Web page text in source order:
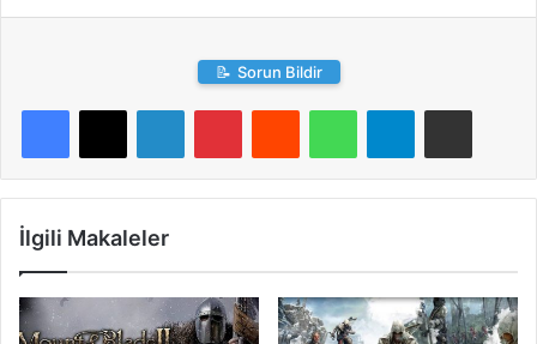
📝 Sorun Bildir
LinkedInPinterestReddit WhatsAppTelegramE-Posta ile paylaş
İlgili Makaleler